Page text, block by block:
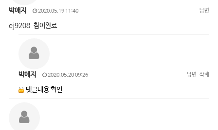
박애지 2020.05.19 11:40 답변
ej9208 참여완료
박애지 2020.05.20 09:26 답변 삭제
댓글내용 확인